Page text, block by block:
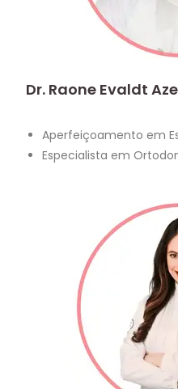
Dr. Raone Evaldt
Aperfeiçoamento em
Especialista em